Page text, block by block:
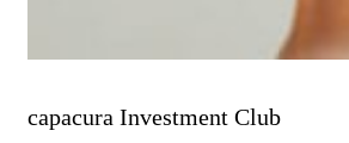
capacura Investment Club